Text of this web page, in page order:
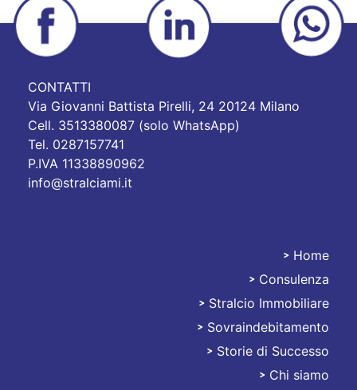
CONTATTI
Via Giovanni Battista Pirelli, 24 20124 Milano
Cell. 3513380087 (solo WhatsApp)
Tel. 0287157741
P.IVA 11338890962
info@stralciami.it
Home
Consulenza
Stralcio Immobiliare
Sovraindebitamento
Storie di Successo
Chi siamo